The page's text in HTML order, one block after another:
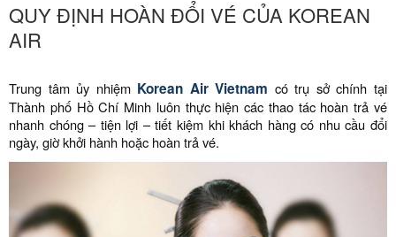
QUY ĐỊNH HOÀN ĐỔI VÉ CỦA KOREAN
AIR
Trung tâm ủy nhiệm Korean Air Vietnam có trụ sở chính tại
Thành phố Hồ Chí Minh luôn thực hiện các thao tác hoàn trả vé
nhanh chóng – tiện lợi – tiết kiệm khi khách hàng có nhu cầu đổi
ngày, giờ khởi hành hoặc hoàn trả vé.